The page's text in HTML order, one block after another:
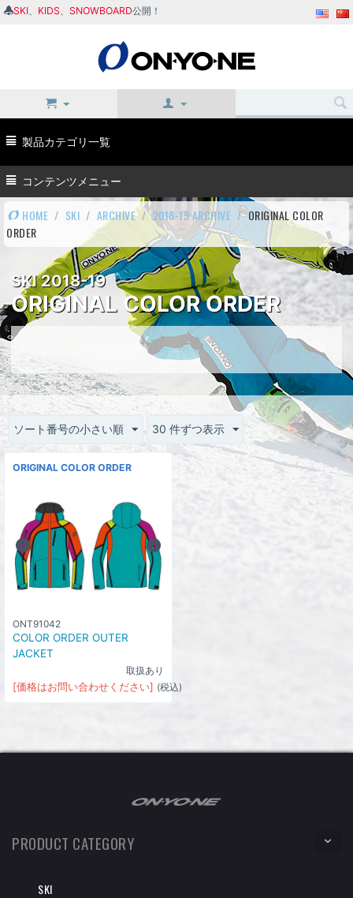
SKI KIDS SNOWBOARD公開！
製品カテゴリ一覧
コンテンツメニュー
HOME / SKI / ARCHIVE / 2018-19 ARCHIVE / ORIGINAL COLOR
ORDER
SKI 2018-19
ORIGINAL COLOR ORDER
ソート番号の小さい順 30 件ずつ表示
ORIGINAL COLOR ORDER
ONT91042
COLOR ORDER OUTER
JACKET
取扱あり
[価格はお問い合わせください] (税込)
PRODUCT CATEGORY
SKI